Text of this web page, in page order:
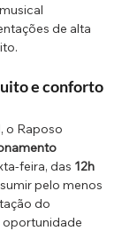
de alta
e conforto
o Raposo
feira, das 12h
pelo menos
do
oportunidade